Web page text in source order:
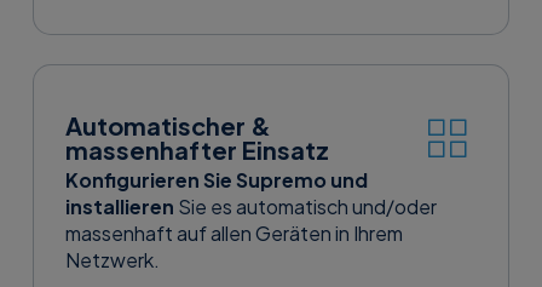
Automatischer &
massenhafter Einsatz
Konfigurieren Sie Supremo und
installieren Sie es automatisch und/oder
massenhaft auf allen Geräten in Ihrem
Netzwerk.